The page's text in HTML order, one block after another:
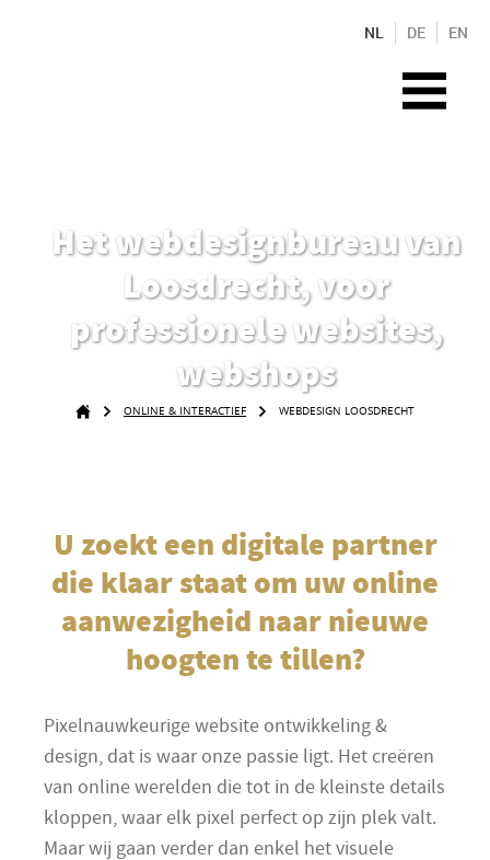
NL DE EN
Het webdesignbureau van
Loosdrecht, voor
professionele websites,
webshops
ONLINE & INTERACTIEF WEBDESIGN LOOSDRECHT
U zoekt een digitale partner
die klaar staat om uw online
aanwezigheid naar nieuwe
hoogten te tillen?
Pixelnauwkeurige website ontwikkeling &
design, dat is waar onze passie ligt. Het creëren
van online werelden die tot in de kleinste details
kloppen, waar elk pixel perfect op zijn plek valt.
Maar wij gaan verder dan enkel het visuele